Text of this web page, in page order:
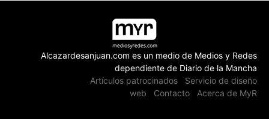
Alcazardesanjuan.com es un medio de Medios y Redes
dependiente de Diario de la Mancha
Artículos patrocinados
Servicio de diseño
web
Contacto Acerca de MyR